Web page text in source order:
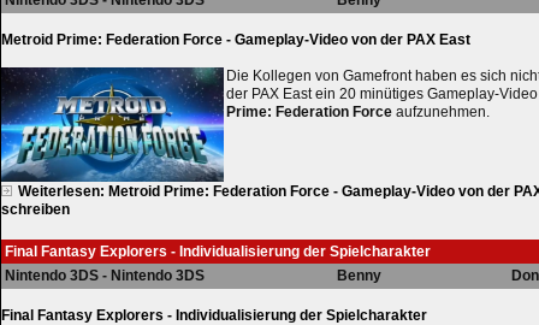
Metroid Prime: Federation Force - Gameplay-Video von der PAX East
Die Kollegen von Gamefront haben es sich
der PAX East ein 20 minütiges Gameplay-
Prime: Federation Force aufzunehmen.
Weiterlesen: Metroid Prime: Federation Force - Gameplay-Video von der
schreiben
Final Fantasy Explorers - Individualisierung der Spielcharakter
Nintendo 3DS - Nintendo 3DS
Benny
Final Fantasy Explorers - Individualisierung der Spielcharakter